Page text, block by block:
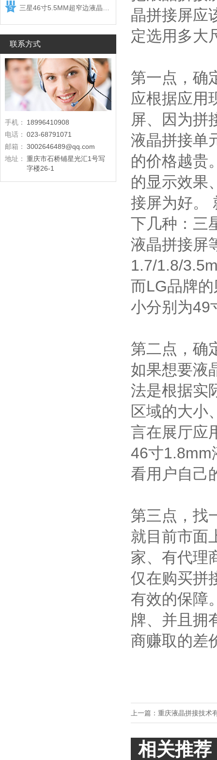
5
联系方式
手机：
18996410908
电话： 023-68791071
邮箱： 3002646489@qq.com
地址： 重庆市石桥铺星光汇1号写
字楼26-1
晶拼接屏应
定选用多大
第一点，确
应根据应用
屏、因为拼
液晶拼接单
的价格越贵
的显示效果
接屏为好。
下几种：三
液晶拼接屏
1.7/1.8/
而LG品牌
小分别为49
第二点，确
如果想要液
法是根据实
区域的大小
言在展厅应
46寸1.8mm
看用户自己
第三点，找
就目前市面
家、有代理
仅在购买拼
有效的保障
牌、并且拥
商赚取的差
上一篇： 重庆液晶拼接技术
相关推荐